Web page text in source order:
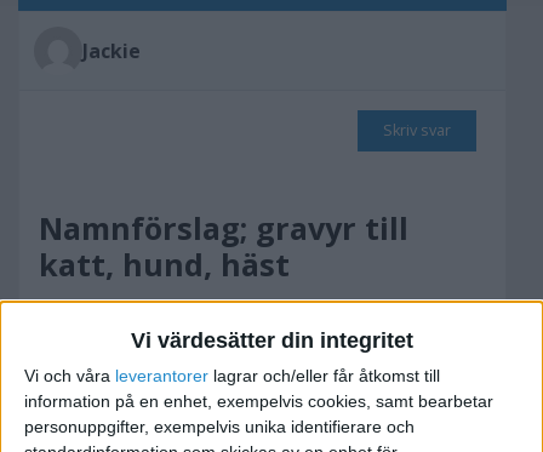
Vi värdesätter din integritet
Vi och våra leverantorer lagrar och/eller får åtkomst till
information på en enhet, exempelvis cookies, samt bearbetar
personuppgifter, exempelvis unika identifierare och
Jackie
Skriv svar
Namnförslag; gravyr till
katt, hund, häst
2015-03-27 10:01
Jag ska ev börja sälja graverade namnbrickor till
katt, hund, häst.